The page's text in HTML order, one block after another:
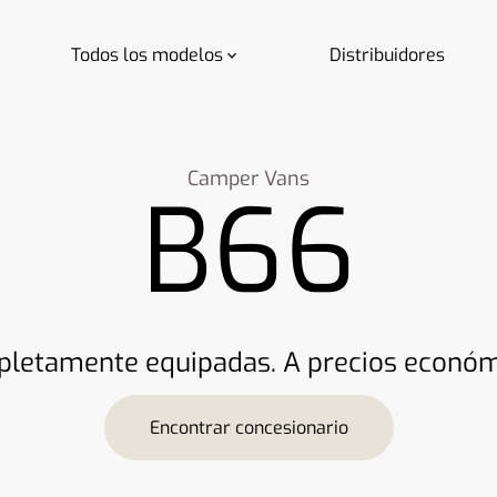
Todos los modelos Distribuidores
Camper Vans
B66
equipadas. A precios
Encontrar concesionario